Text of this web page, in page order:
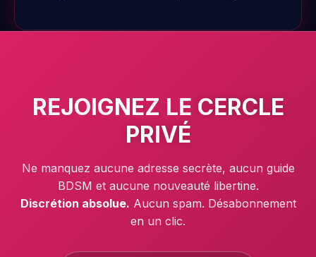
REJOIGNEZ LE CERCLE
PRIVÉ
Ne manquez aucune adresse secrète, aucun guide
BDSM et aucune nouveauté libertine.
Discrétion absolue. Aucun spam. Désabonnement
en un clic.